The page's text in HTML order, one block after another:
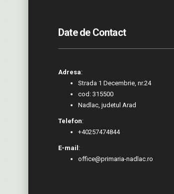
Date de Contact
Adresa:
Strada 1 Decembrie, nr.24
cod: 315500
Nadlac, judetul Arad
Telefon:
+40257474844
E-mail :
office@primaria-nadlac.ro